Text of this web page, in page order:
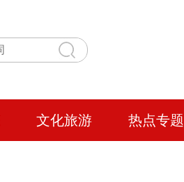
文化旅游 热点专题